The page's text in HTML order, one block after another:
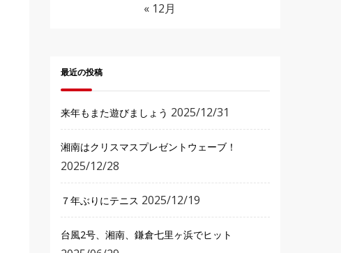
« 12月
最近の投稿
来年もまた遊びましょう 2025/12/31
湘南はクリスマスプレゼントウェーブ！
2025/12/28
７年ぶりにテニス 2025/12/19
台風2号、湘南、鎌倉七里ヶ浜でヒット